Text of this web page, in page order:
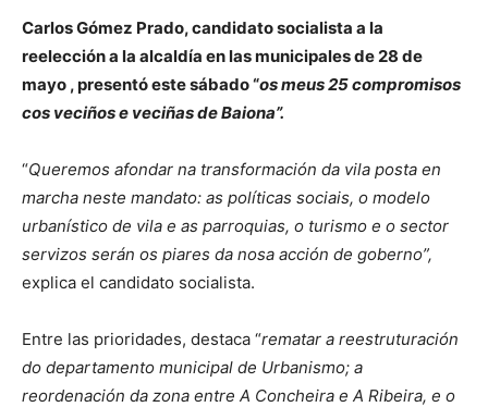
Carlos Gómez Prado, candidato socialista a la
reelección a la alcaldía en las municipales de 28 de
mayo , presentó este sábado “os meus 25 compromisos
cos veciños e veciñas de Baiona”.
“Queremos afondar na transformación da vila posta en
marcha neste mandato: as políticas sociais, o modelo
urbanístico de vila e as parroquias, o turismo e o sector
servizos serán os piares da nosa acción de goberno”,
explica el candidato socialista.
Entre las prioridades, destaca “rematar a reestruturación
do departamento municipal de Urbanismo; a
reordenación da zona entre A Concheira e A Ribeira, e o